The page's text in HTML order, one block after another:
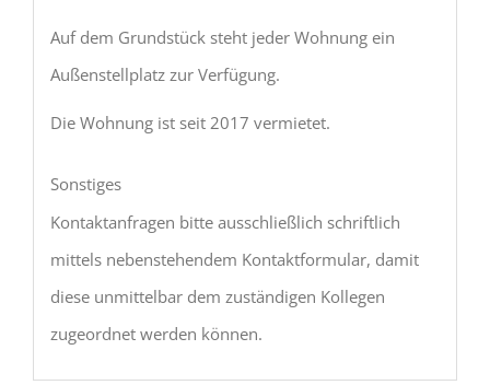
Auf dem Grundstück steht jeder Wohnung ein
Außenstellplatz zur Verfügung.
Die Wohnung ist seit 2017 vermietet.
Sonstiges
Kontaktanfragen bitte ausschließlich schriftlich
mittels nebenstehendem Kontaktformular, damit
diese unmittelbar dem zuständigen Kollegen
zugeordnet werden können.